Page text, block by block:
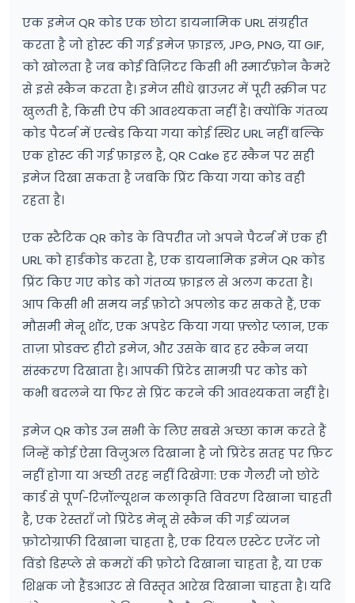
एक इमेज QR कोड एक छोटा डायनामिक URL संग्रहीत
करता है जो होस्ट की गई इमेज फ़ाइल, JPG, PNG, या GIF,
को खोलता है जब कोई विज़िटर किसी भी स्मार्टफ़ोन कैमरे
से इसे स्कैन करता है। इमेज सीधे ब्राउज़र में पूरी स्क्रीन पर
खुलती है, किसी ऐप की आवश्यकता नहीं है। क्योंकि गंतव्य
कोड पैटर्न में एम्बेड किया गया कोई स्थिर URL नहीं बल्कि
एक होस्ट की गई फ़ाइल है, QR Cake हर स्कैन पर सही
इमेज दिखा सकता है जबकि प्रिंट किया गया कोड वही
रहता है।
एक स्टैटिक QR कोड के विपरीत जो अपने पैटर्न में एक ही
URL को हार्डकोड करता है, एक डायनामिक इमेज QR कोड
प्रिंट किए गए कोड को गंतव्य फ़ाइल से अलग करता है।
आप किसी भी समय नई फ़ोटो अपलोड कर सकते हैं, एक
मौसमी मेनू शॉट, एक अपडेट किया गया फ़्लोर प्लान, एक
ताज़ा प्रोडक्ट हीरो इमेज, और उसके बाद हर स्कैन नया
संस्करण दिखाता है। आपकी प्रिंटेड सामग्री पर कोड को
कभी बदलने या फिर से प्रिंट करने की आवश्यकता नहीं है।
इमेज QR कोड उन सभी के लिए सबसे अच्छा काम करते हैं
जिन्हें कोई ऐसा विज़ुअल दिखाना है जो प्रिंटेड सतह पर फ़िट
नहीं होगा या अच्छी तरह नहीं दिखेगा: एक गैलरी जो छोटे
कार्ड से पूर्ण-रिज़ॉल्यूशन कलाकृति विवरण दिखाना चाहती
है, एक रेस्तराँ जो प्रिंटेड मेनू से स्कैन की गई व्यंजन
फ़ोटोग्राफी दिखाना चाहता है, एक रियल एस्टेट एजेंट जो
विंडो डिस्प्ले से कमरों की फ़ोटो दिखाना चाहता है, या एक
शिक्षक जो हैंडआउट से विस्तृत आरेख दिखाना चाहता है। यदि